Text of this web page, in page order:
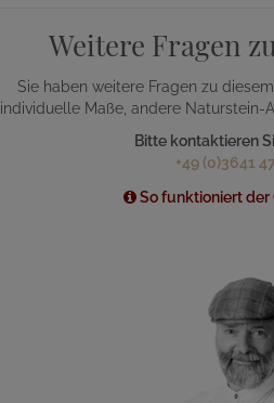
Weitere Fragen
Sie haben weitere Fragen zu
individuelle Maße, andere Naturstein-
Bitte kontaktieren
+49 (0)3641
So funktioniert der